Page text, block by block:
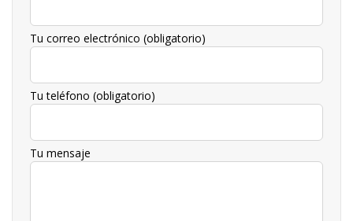
Tu correo electrónico (obligatorio)
Tu teléfono (obligatorio)
Tu mensaje